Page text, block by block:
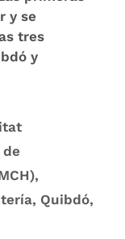
y se
tres
y
,
, Quibdó,